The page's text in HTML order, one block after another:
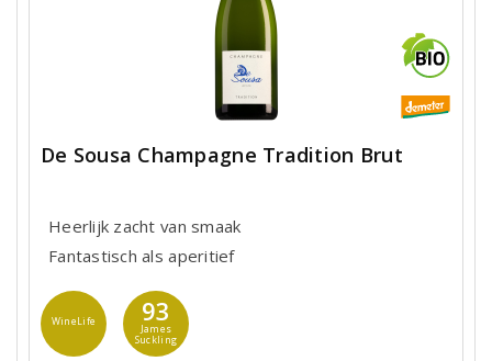
De Sousa Champagne Tradition Brut
Heerlijk zacht van smaak
Fantastisch als aperitief
WineLife 93
James
Suckling